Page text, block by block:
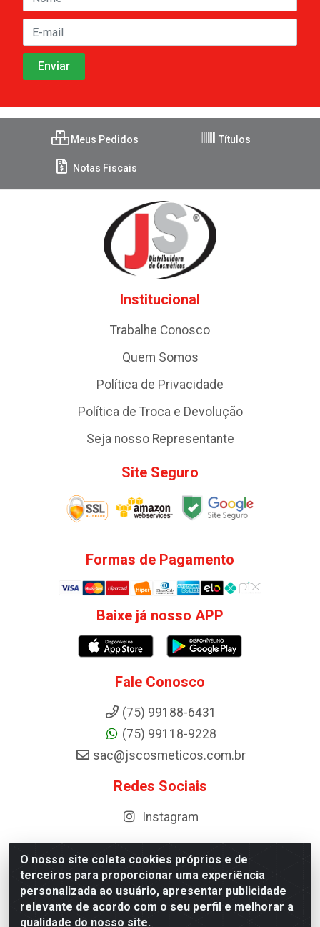
O nosso site coleta cookies próprios e de
terceiros para proporcionar uma experiência
personalizada ao usuário, apresentar publicidade
relevante de acordo com o seu perfil e melhorar a
qualidade do nosso site.
Meus Pedidos Títulos
Notas Fiscais
Institucional
Trabalhe Conosco
Quem Somos
Política de Privacidade
Política de Troca e Devolução
Seja nosso Representante
Site Seguro
Formas de Pagamento
Baixe já nosso APP
Fale Conosco
(75) 99188-6431
(75) 99118-9228
sac@jscosmeticos.com.br
Redes Sociais
Instagram
Distribuidora de Cosméticos Antoneto LTDA - BA-052,
km 87 - Industrial, Ipirá - BA, 44600-000 - CNPJ
10.984.107/0001-75